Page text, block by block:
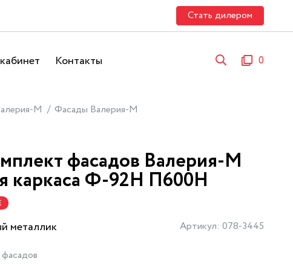
Стать дилером
Контакты 0
М Фасады Валерия-М
фасадов Валерия-М
каркаса Ф-92Н П600Н
металлик Артикул: 078-3445